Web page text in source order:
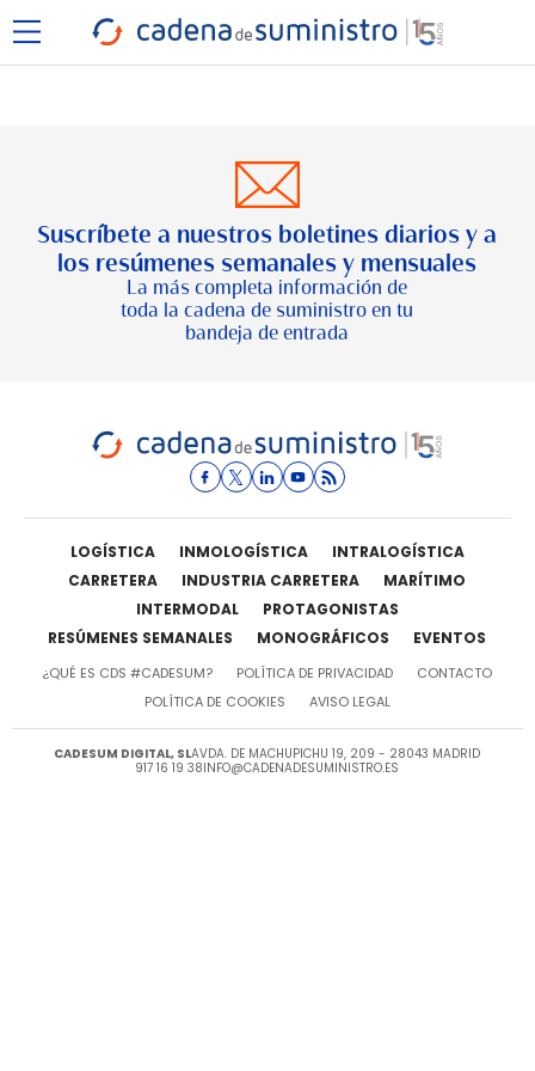
Suscríbete a nuestros boletines diarios y a
los resúmenes semanales y mensuales
La más completa información de
toda la cadena de suministro en tu
bandeja de entrada
LOGÍSTICA INMOLOGÍSTICA
INTRALOGÍSTICA
CARRETERA
INDUSTRIA CARRETERA
MARÍTIMO
INTERMODAL
PROTAGONISTAS
RESÚMENES SEMANALES
MONOGRÁFICOS EVENTOS
¿QUÉ ES CDS #CADESUM? POLÍTICA DE PRIVACIDAD
CONTACTO
POLÍTICA DE COOKIES
AVISO LEGAL
CADESUM DIGITAL, SLAVDA. DE MACHUPICHU 19, 209 - 28043 MADRID
917 16 19 38INFO@CADENADESUMINISTRO.ES